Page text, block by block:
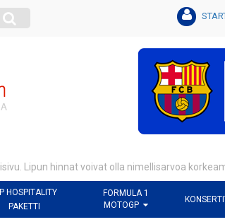
Lipun hinnat voivat olla nimellisarvoa
HOSPITALITY
PAKETTI
FORMULA 1
MOTOGP